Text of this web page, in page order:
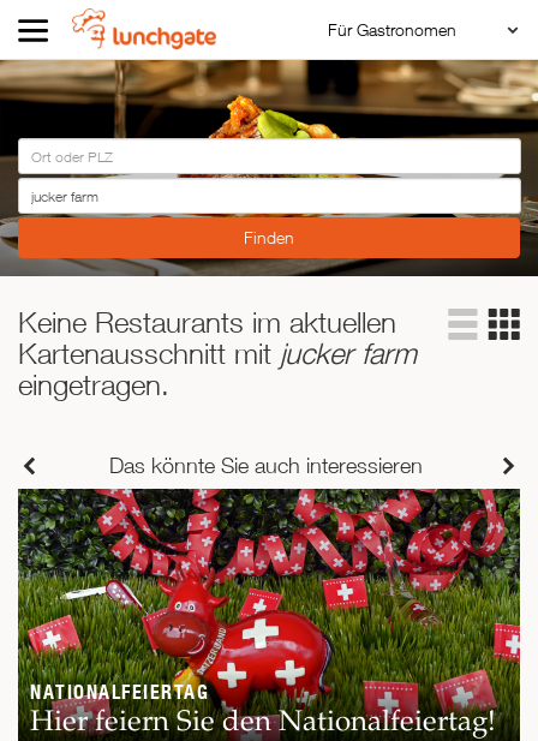
Für Gastronomen
Restaurant Login
Reservierungssystem
Restaurant hinzufügen
ZUR STARTSEITE
ZUR RESTAURANTSUCHE
Asiatisch
Französisch
Traditionell
Vegetarisch
Mexikanisch
Keine Restaurants im aktuellen
Kartenausschnitt mit jucker farm
eingetragen.
Das könnte Sie auch interessieren
NATIONALFEIERTAG
Hier feiern Sie den Nationalfeiertag!